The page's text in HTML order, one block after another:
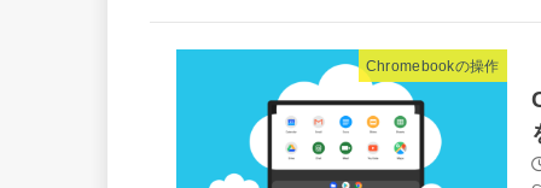
Chromebookの操作